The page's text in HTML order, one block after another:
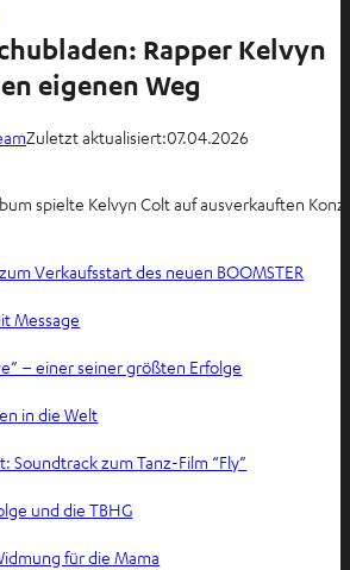
Rapper Kelvyn
eigenen Weg
Zuletzt aktualisiert:07.04.2026
spielte Kelvyn Colt auf ausverkauften
Verkaufsstart des neuen BOOMSTER
Message
– einer seiner größten Erfolge
in die Welt
Soundtrack zum Tanz-Film “Fly”
und die TBHG
für die Mama